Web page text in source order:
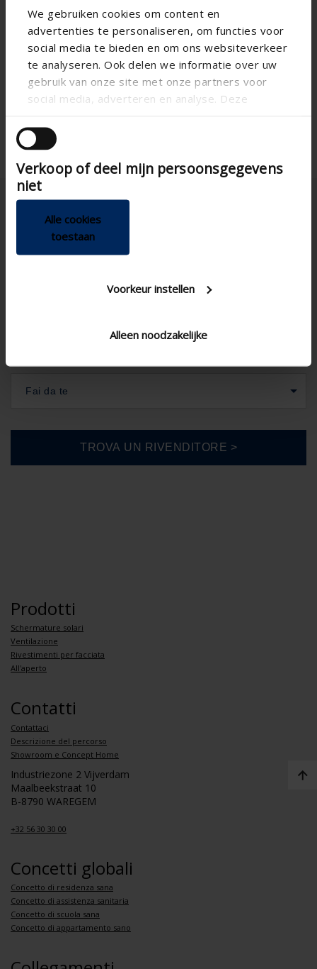
We gebruiken cookies om content en
advertenties te personaliseren, om functies voor
social media te bieden en om ons websiteverkeer
te analyseren. Ook delen we informatie over uw
gebruik van onze site met onze partners voor
social media, adverteren en analyse. Deze
andere informatie die u aan ze heeft verstrekt of
die ze hebben verzameld op basis van uw gebruik
van hun services.
Verkoop of deel mijn persoonsgegevens
niet
Alle cookies
toestaan
Voorkeur instellen
Alleen noodzakelijke
Fai da te
Prodotti
Schermature solari
Ventilazione
Rivestimenti per facciata
All'aperto
Contatti
Contattaci
Descrizione del percorso
Showroom e Concept Home
Industriezone 2 Vijverdam
Maalbeekstraat 10
B-8790 WAREGEM
+32 56 30 30 00
Concetti globali
Concetto di residenza sana
Concetto di assistenza sanitaria
Concetto di scuola sana
Concetto di appartamento sano